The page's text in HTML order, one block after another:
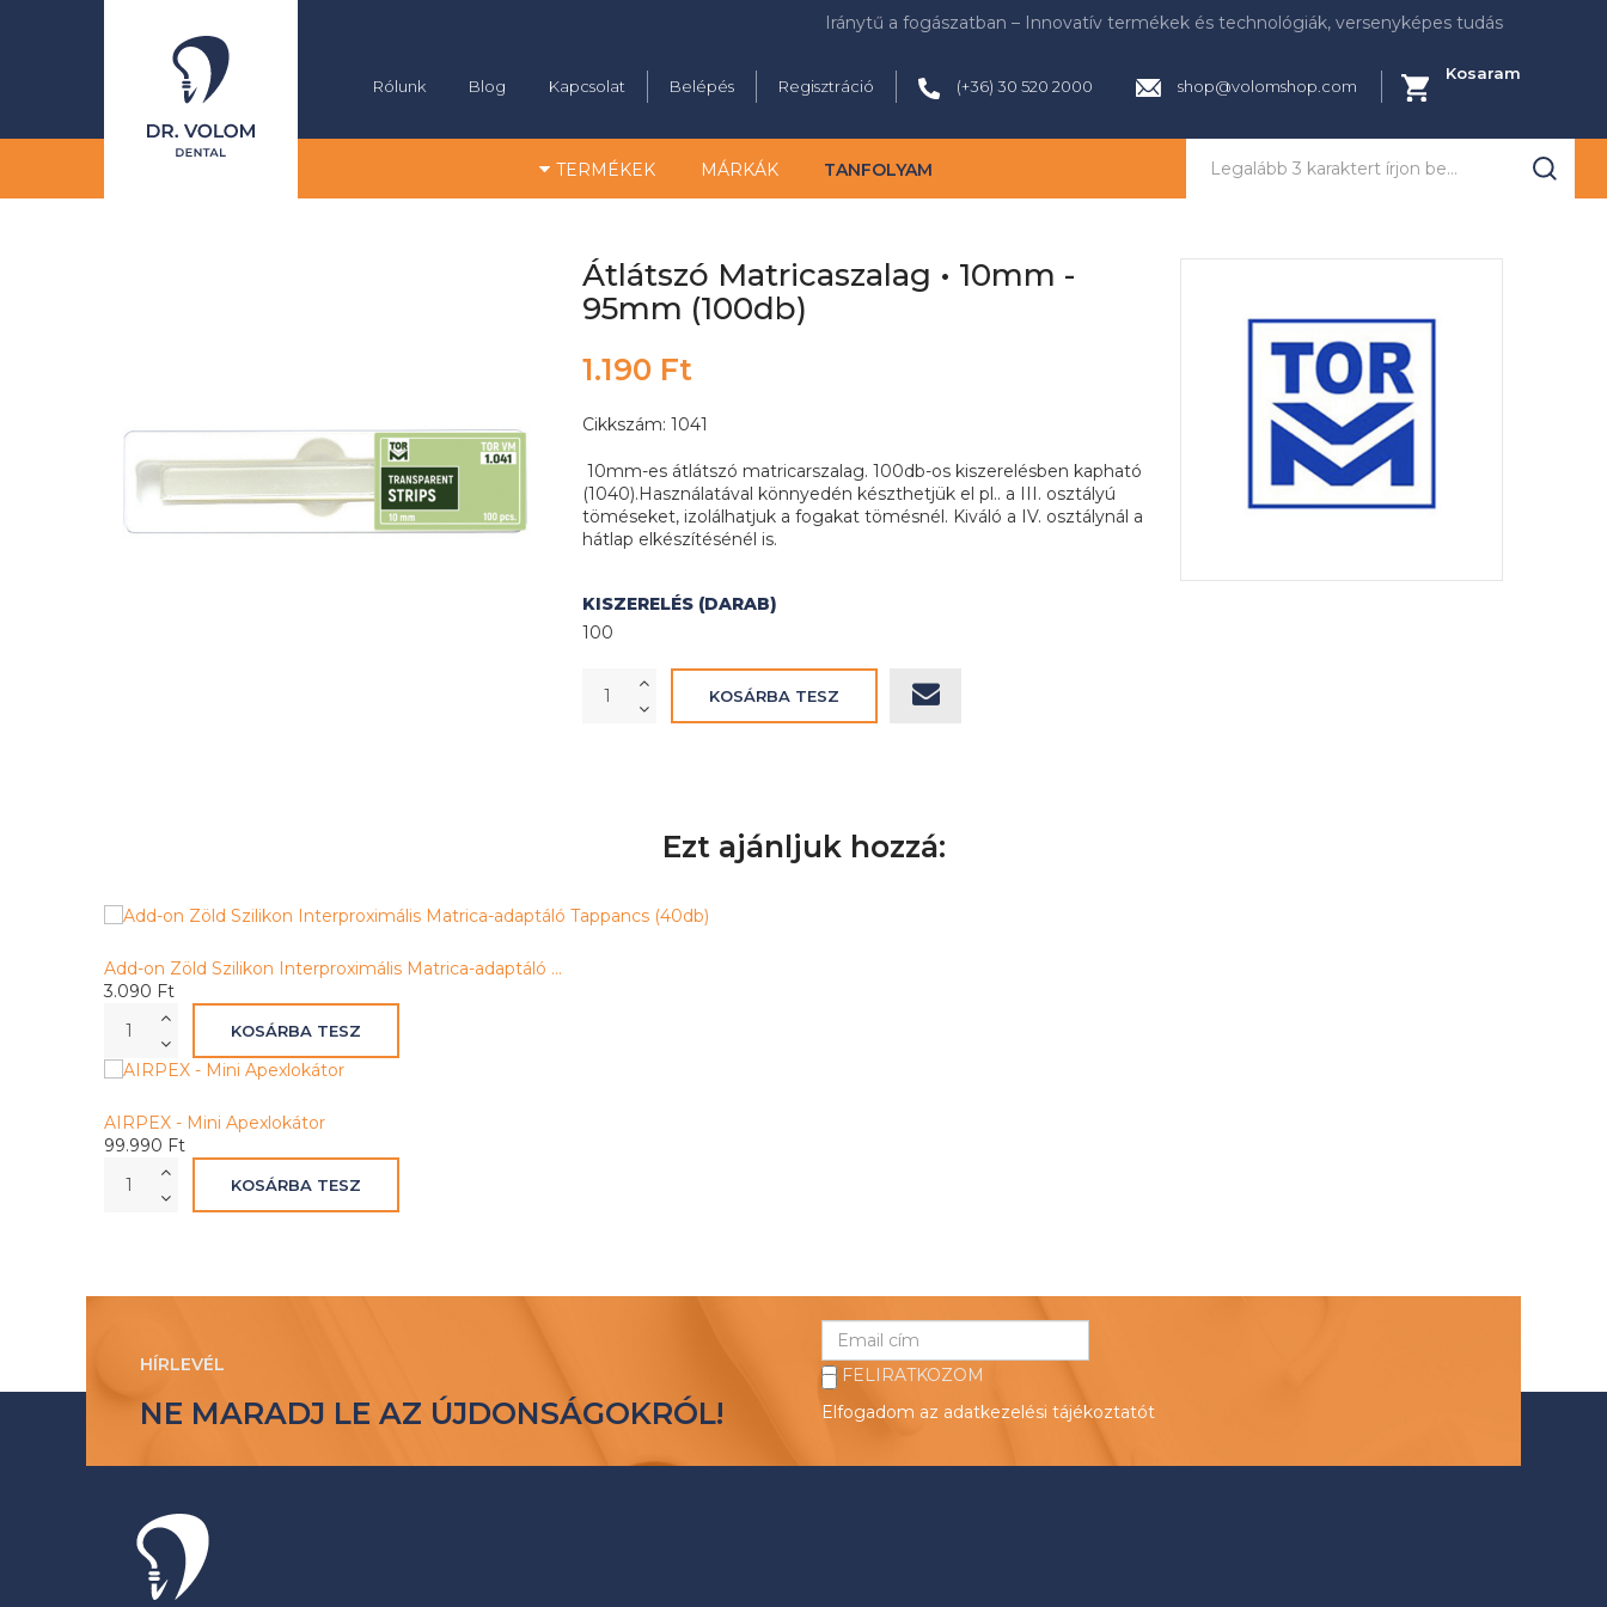
Iránytű a fogászatban – Innovatív termékek és technológiák, versenyképes tudás
Rólunk Blog Kapcsolat Belépés Regisztráció (+36) 30 520 2000 shop@volomshop.com
Kosaram
TERMÉKEK MÁRKÁK TANFOLYAM
Átlátszó Matricaszalag • 10mm -
95mm (100db)
1.190 Ft
Cikkszám: 1041
10mm-es átlátszó matricarszalag. 100db-os kiszerelésben kapható
(1040).Használatával könnyedén készthetjük el pl.. a III. osztályú
töméseket, izolálhatjuk a fogakat tömésnél. Kiváló a IV. osztálynál a
hátlap elkészítésénél is.
KISZERELÉS (DARAB)
100
Ezt ajánljuk hozzá:
Add-on Zöld Szilikon Interproximális Matrica-adaptáló ...
3.090 Ft
AIRPEX - Mini Apexlokátor
99.990 Ft
HÍRLEVÉL
NE MARADJ LE AZ ÚJDONSÁGOKRÓL!
FELIRATKOZOM
Elfogadom az adatkezelési tájékoztatót